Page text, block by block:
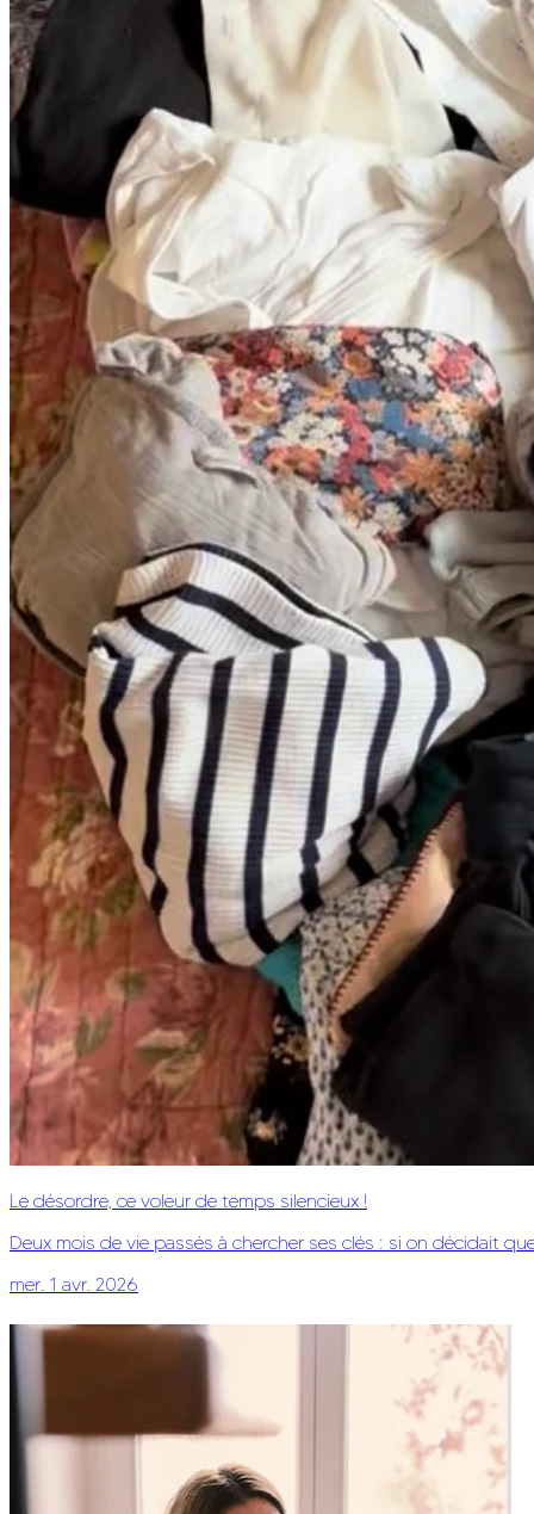
Le désordre, ce voleur de temps silencieux !
Deux mois de vie passés à chercher ses clés : si on décidait
mer. 1 avr. 2026